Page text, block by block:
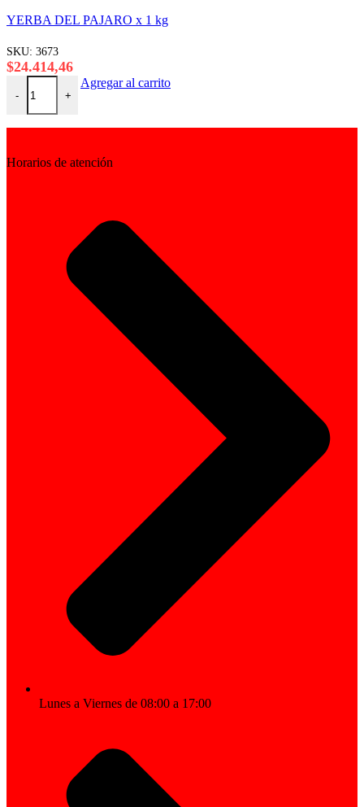
YERBA DEL PAJARO x 1 kg
SKU: 3673
$24.414,46
-
YERBA DEL PAJARO x 1 kg cantidad
+
Agregar al carrito
Horarios de atención
Lunes a Viernes de 08:00 a 17:00